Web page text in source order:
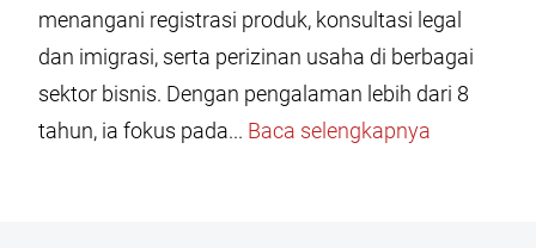
menangani registrasi produk, konsultasi legal
dan imigrasi, serta perizinan usaha di berbagai
sektor bisnis. Dengan pengalaman lebih dari 8
tahun, ia fokus pada... Baca selengkapnya